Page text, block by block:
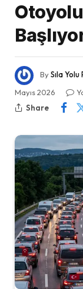
BySıla
Mayıs 2026
Share